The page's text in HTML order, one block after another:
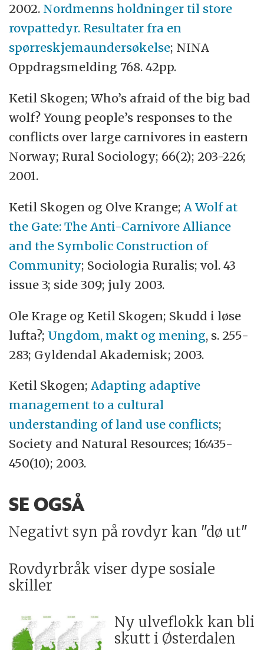
2002. Nordmenns holdninger til store
rovpattedyr. Resultater fra en
spørreskjemaundersøkelse; NINA
Oppdragsmelding 768. 42pp.
Ketil Skogen; Who’s afraid of the big bad
wolf? Young people’s responses to the
conflicts over large carnivores in eastern
Norway; Rural Sociology; 66(2); 203-226;
2001.
Ketil Skogen og Olve Krange; A Wolf at
the Gate: The Anti-Carnivore Alliance
and the Symbolic Construction of
Community; Sociologia Ruralis; vol. 43
issue 3; side 309; july 2003.
Ole Krage og Ketil Skogen; Skudd i løse
lufta?; Ungdom, makt og mening, s. 255-
283; Gyldendal Akademisk; 2003.
Ketil Skogen;Adapting adaptive
management to a cultural
understanding of land use conflicts;
Society and Natural Resources; 16:435-
450(10); 2003.
SE OGSÅ
Negativt syn på rovdyr kan "dø ut"
Rovdyrbråk viser dype sosiale
skiller
Ny ulveflokk kan bli
skutt i Østerdalen